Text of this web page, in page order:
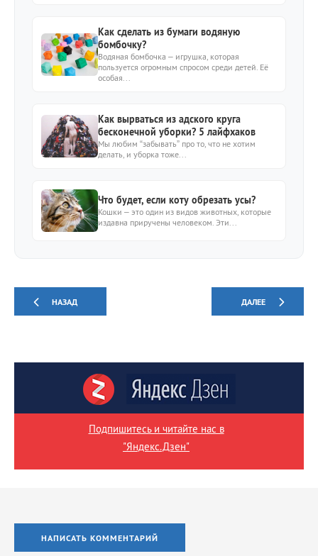
Как сделать из бумаги водяную
бомбочку?
Водяная бомбочка – игрушка, которая
пользуется огромным спросом среди детей. Её
особая...
Как вырваться из адского круга
бесконечной уборки? 5 лайфхаков
Мы любим “забывать” про то, что не хотим
делать, и уборка тоже...
Что будет, если коту обрезать усы?
Кошки – это один из видов животных, которые
издавна приручены человеком. Эти...
НАЗАД ДАЛЕЕ
Подпишитесь и читайте нас в
"Яндекс.Дзен"
НАПИСАТЬ КОММЕНТАРИЙ